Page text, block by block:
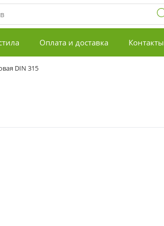
Оплата и доставка Контакты
DIN 315